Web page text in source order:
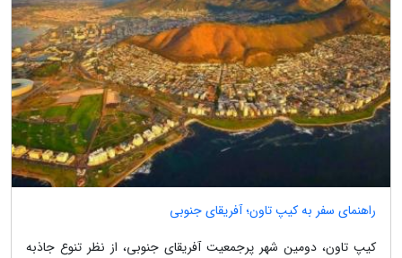
راهنمای سفر به کیپ تاون؛ آفریقای جنوبی
کیپ تاون، دومین شهر پرجمعیت آفریقای جنوبی، از نظر تنوع جاذبه